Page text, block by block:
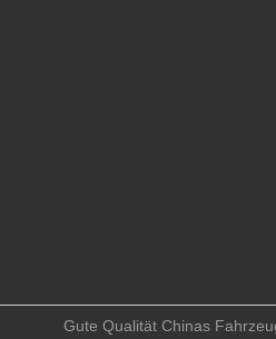
Gute Qualität Chinas